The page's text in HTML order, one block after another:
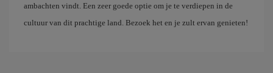
ambachten vindt. Een zeer goede optie om je te verdiepen in de
cultuur van dit prachtige land. Bezoek het en je zult ervan genieten!